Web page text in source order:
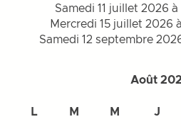
Samedi 11 juillet 2026
Mercredi 15 juillet 2026
Samedi 12 septembre
Août
L M M J